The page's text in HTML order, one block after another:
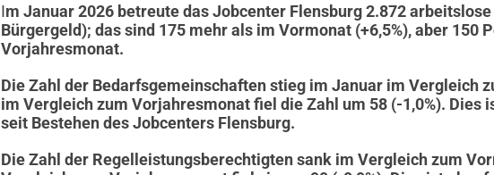
Im Januar 2026 betreute das Jobcenter Flensburg 2.872
Bürgergeld); das sind 175 mehr als im Vormonat (+6,5%), aber 150
Vorjahresmonat.
Die Zahl der Bedarfsgemeinschaften stieg im Januar im Vergleich
im Vergleich zum Vorjahresmonat fiel die Zahl um 58 (-1,0%). Dies
seit Bestehen des Jobcenters Flensburg.
Die Zahl der Regelleistungsberechtigten sank im Vergleich zum